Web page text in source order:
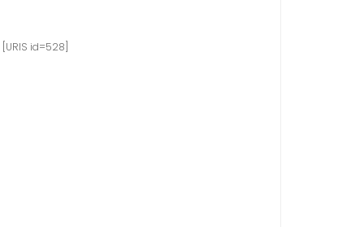
[URIS id=528]